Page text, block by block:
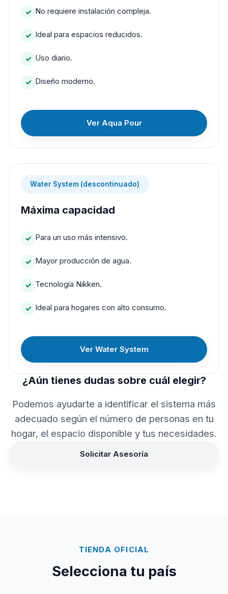
No requiere instalación compleja.
Ideal para espacios reducidos.
Uso diario.
Diseño moderno.
Ver Aqua Pour
Water System (descontinuado)
Máxima capacidad
Para un uso más intensivo.
Mayor producción de agua.
Tecnología Nikken.
Ideal para hogares con alto consumo.
Ver Water System
¿Aún tienes dudas sobre cuál elegir?
Podemos ayudarte a identificar el sistema más
adecuado según el número de personas en tu
hogar, el espacio disponible y tus necesidades.
Solicitar Asesoría
TIENDA OFICIAL
Selecciona tu país